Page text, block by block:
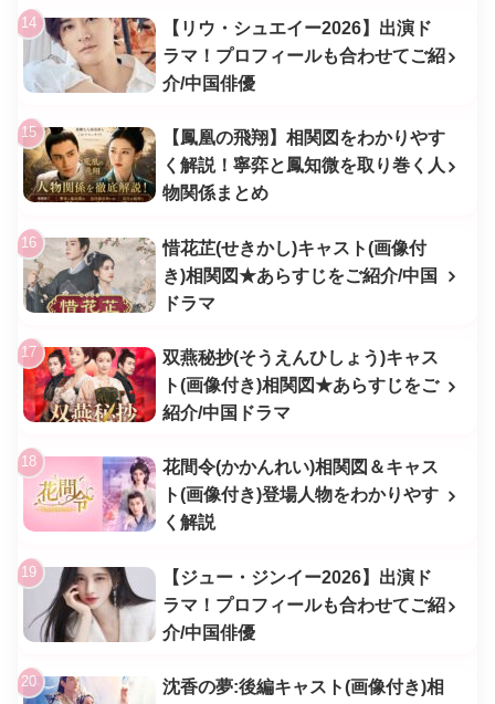
【リウ・シュエイー2026】出演ド
ラマ！プロフィールも合わせてご紹
介/中国俳優
【鳳凰の飛翔】相関図をわかりやす
く解説！寧弈と鳳知微を取り巻く人
物関係まとめ
惜花芷(せきかし)キャスト(画像付
き)相関図★あらすじをご紹介/中国
ドラマ
双燕秘抄(そうえんひしょう)キャス
ト(画像付き)相関図★あらすじをご
紹介/中国ドラマ
花間令(かかんれい)相関図＆キャス
ト(画像付き)登場人物をわかりやす
く解説
【ジュー・ジンイー2026】出演ド
ラマ！プロフィールも合わせてご紹
介/中国俳優
沈香の夢:後編キャスト(画像付き)相